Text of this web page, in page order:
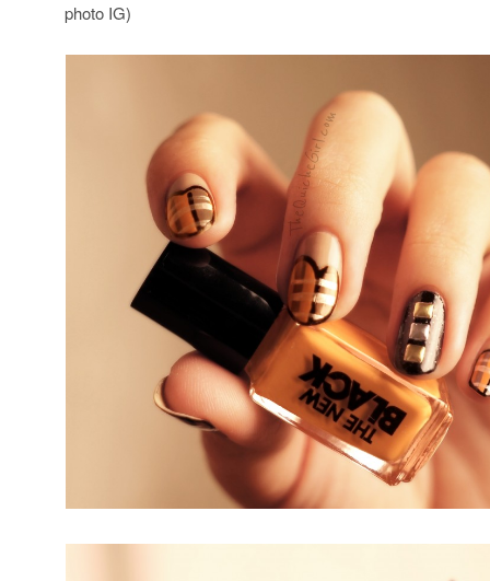
photo IG)